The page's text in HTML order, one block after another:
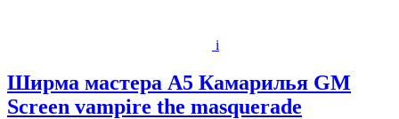
i
Ширма мастера А5 Камарилья GM
Screen vampire the masquerade